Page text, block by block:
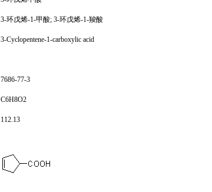
3-环戊烯-1-甲酸; 3-环戊烯-1-羧酸
3-Cyclopentene-1-carboxylic acid
7686-77-3
C6H8O2
112.13